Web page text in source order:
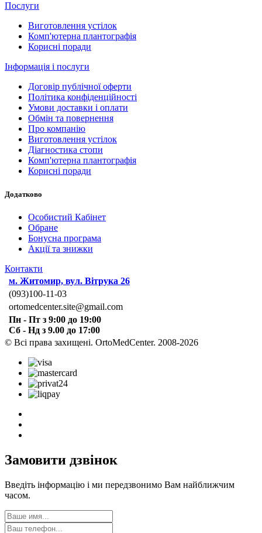
Послуги
Виготовлення устілок
Комп'ютерна плантографія
Корисні поради
Інформація і послуги
Договір публічної оферти
Політика конфіденційності
Умови доставки і оплати
Обмін та повернення
Про компанію
Виготовлення устілок
Діагностика стопи
Комп'ютерна плантографія
Корисні поради
Додатково
Особистий Кабінет
Обране
Бонусна програма
Акції та знижки
Контакти
м. Житомир, вул. Вітрука 26
(093)100-11-03
ortomedcenter.site@gmail.com
Пн - Пт з 9:00 до 19:00
Сб - Нд з 9.00 до 17:00
© Всі права захищені. OrtoMedCenter. 2008-2026
Замовити дзвінок
Введіть інформацію і ми передзвонимо Вам найближчим
часом.